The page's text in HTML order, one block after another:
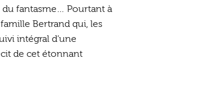
du fantasme… Pourtant à
Bertrand qui, les
intégral d’une
de cet étonnant